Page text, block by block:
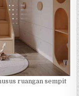
ruangan sempit